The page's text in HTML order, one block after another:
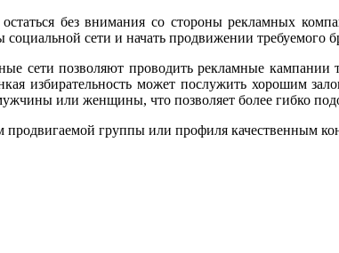
без внимания со стороны рекламных
сети и начать продвижении требуемого
сети позволяют проводить рекламные
избирательность может послужить хорошим
или женщины, что позволяет более гибко
группы или профиля качественным